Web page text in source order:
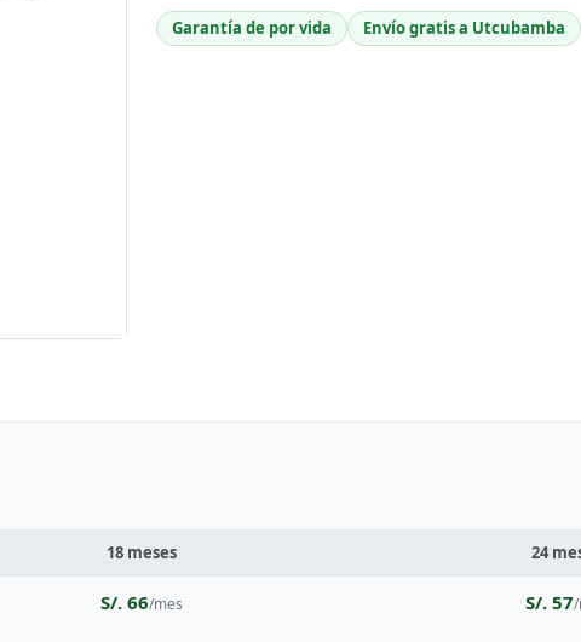
Garantía de por vida Envío gratis a Utcubamba
18 meses 24
S/. 66/mes S/. 57/